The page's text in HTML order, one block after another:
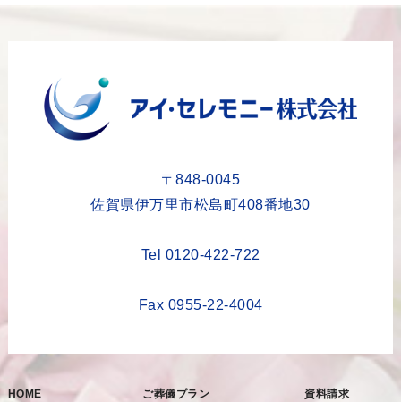
2023年11月
2023年8月
2023年6月
2022年11月
2022年10月
〒848-0045
佐賀県伊万里市松島町408番地30
Tel 0120-422-722
Fax 0955-22-4004
HOME ご葬儀プラン 資料請求